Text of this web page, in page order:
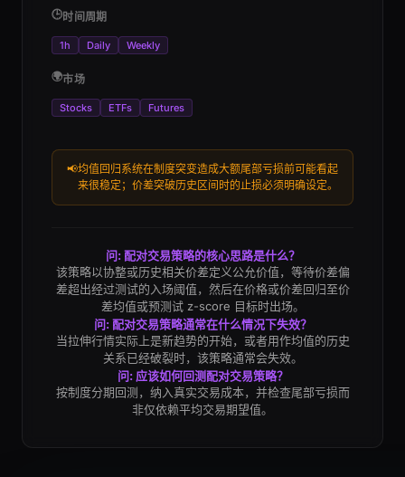
🕒时间周期
1h Daily Weekly
🌍市场
Stocks ETFs Futures
📢均值回归系统在制度突变造成大额尾部亏损前可能看起
来很稳定；价差突破历史区间时的止损必须明确设定。
问: 配对交易策略的核心思路是什么？
该策略以协整或历史相关价差定义公允价值，等待价差偏
差超出经过测试的入场阈值，然后在价格或价差回归至价
差均值或预测试 z-score 目标时出场。
问: 配对交易策略通常在什么情况下失效？
当拉伸行情实际上是新趋势的开始，或者用作均值的历史
关系已经破裂时，该策略通常会失效。
问: 应该如何回测配对交易策略？
按制度分期回测，纳入真实交易成本，并检查尾部亏损而
非仅依赖平均交易期望值。